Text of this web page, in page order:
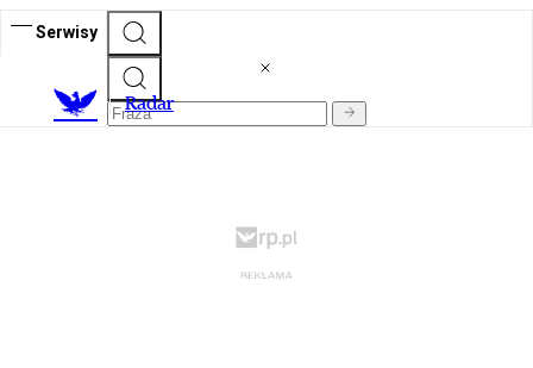
Serwisy
Radar